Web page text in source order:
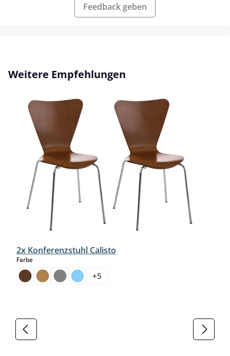
Feedback geben
Produktgalerie überspringen
Weitere Empfehlungen
2x Konferenzstuhl Calisto
Farbeauswählen
+5